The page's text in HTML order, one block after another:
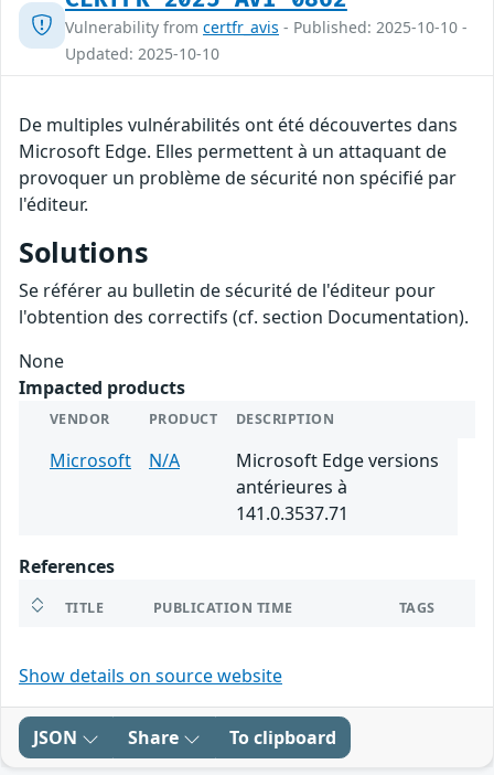
Vulnerability from certfr_avis - Published: 2025-10-10 -
Updated: 2025-10-10
De multiples vulnérabilités ont été découvertes dans
Microsoft Edge. Elles permettent à un attaquant de
provoquer un problème de sécurité non spécifié par
l'éditeur.
Solutions
Se référer au bulletin de sécurité de l'éditeur pour
l'obtention des correctifs (cf. section Documentation).
None
Impacted products
VENDOR PRODUCT DESCRIPTION
Microsoft N/A
Microsoft Edge versions
antérieures à
141.0.3537.71
References
TITLE PUBLICATION TIME TAGS
Show details on source website
JSON Share To clipboard